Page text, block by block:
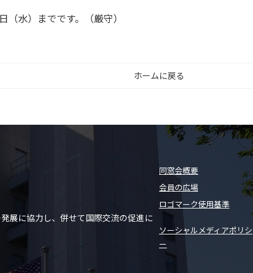
水）までです。（厳守）
ホームに戻る
展に協力し、併せて国際交流の促進に
同窓会概要
会員の広場
ロゴマーク使用基準
ソーシャルメディアポリシ
ー